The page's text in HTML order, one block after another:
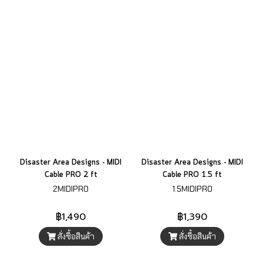
Disaster Area Designs - MIDI
Cable PRO 2 ft
2MIDIPRO
฿1,490
สั่งซื้อสินค้า
Disaster Area Designs - MIDI
Cable PRO 1.5 ft
1.5MIDIPRO
฿1,390
สั่งซื้อสินค้า